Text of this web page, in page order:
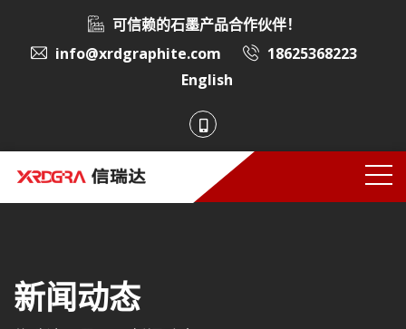
可信赖的石墨产品合作伙伴！
info@xrdgraphite.com
18625368223
English
新闻动态